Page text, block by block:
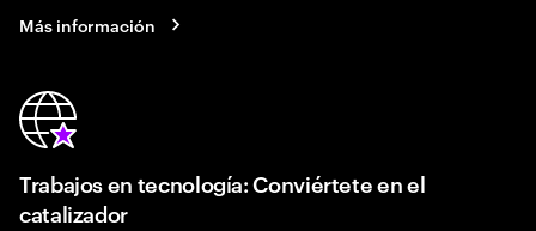
Más información
Trabajos en tecnología: Conviértete en el
catalizador